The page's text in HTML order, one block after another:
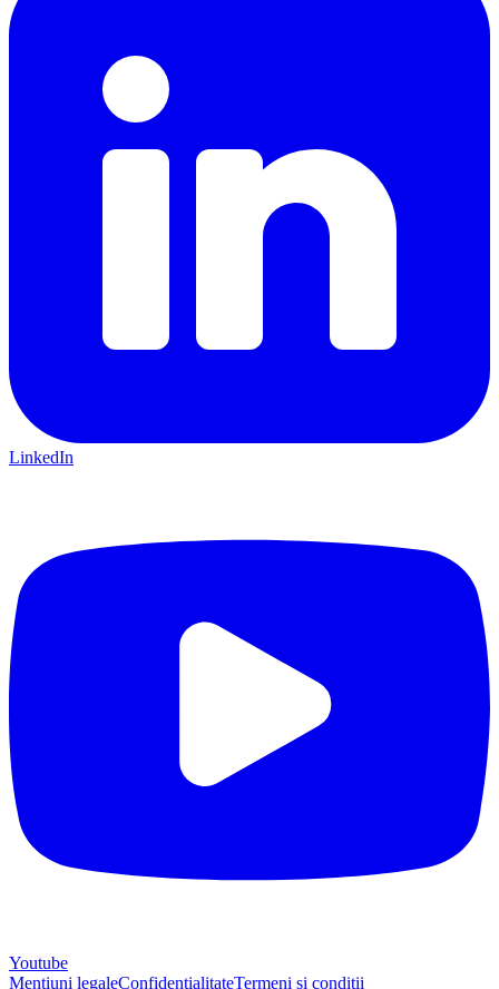
LinkedIn
Youtube
Mențiuni legaleConfidențialitateTermeni și condiții